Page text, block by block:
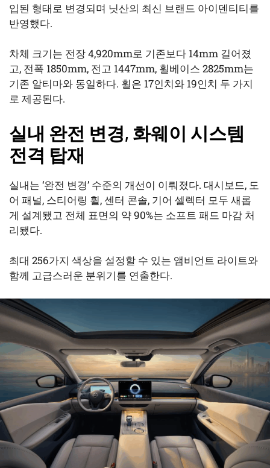
입된 형태로 변경되며 닛산의 최신 브랜드 아이덴티티를
반영했다.
차체 크기는 전장 4,920mm로 기존보다 14mm 길어졌
고, 전폭 1850mm, 전고 1447mm, 휠베이스 2825mm는
기존 알티마와 동일하다. 휠은 17인치와 19인치 두 가지
로 제공된다.
실내 완전 변경, 화웨이 시스템
전격 탑재
실내는 ‘완전 변경’ 수준의 개선이 이뤄졌다. 대시보드, 도
어 패널, 스티어링 휠, 센터 콘솔, 기어 셀렉터 모두 새롭
게 설계됐고 전체 표면의 약 90%는 소프트 패드 마감 처
리됐다.
최대 256가지 색상을 설정할 수 있는 앰비언트 라이트와
함께 고급스러운 분위기를 연출한다.